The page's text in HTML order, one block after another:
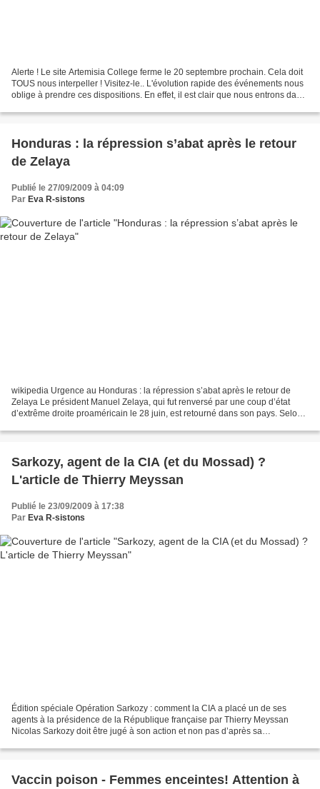
Alerte ! Le site Artemisia College ferme le 20 septembre prochain. Cela doit
TOUS nous interpeller ! Visitez-le.. L'évolution rapide des événements nous
oblige à prendre ces dispositions. En effet, il est clair que nous entrons dans
Honduras : la répression s’abat après le retour
de Zelaya
Publié le 27/09/2009 à 04:09
Par Eva R-sistons
wikipedia Urgence au Honduras : la répression s’abat après le retour de
Zelaya Le président Manuel Zelaya, qui fut renversé par une coup d’état
d’extrême droite proaméricain le 28 juin, est retourné dans son pays. Selon
Sarkozy, agent de la CIA (et du Mossad) ?
L'article de Thierry Meyssan
Publié le 23/09/2009 à 17:38
Par Eva R-sistons
Édition spéciale Opération Sarkozy : comment la CIA a placé un de ses
agents à la présidence de la République française par Thierry Meyssan
Nicolas Sarkozy doit être jugé à son action et non pas d’après sa
Vaccin poison - Femmes enceintes! Attention à